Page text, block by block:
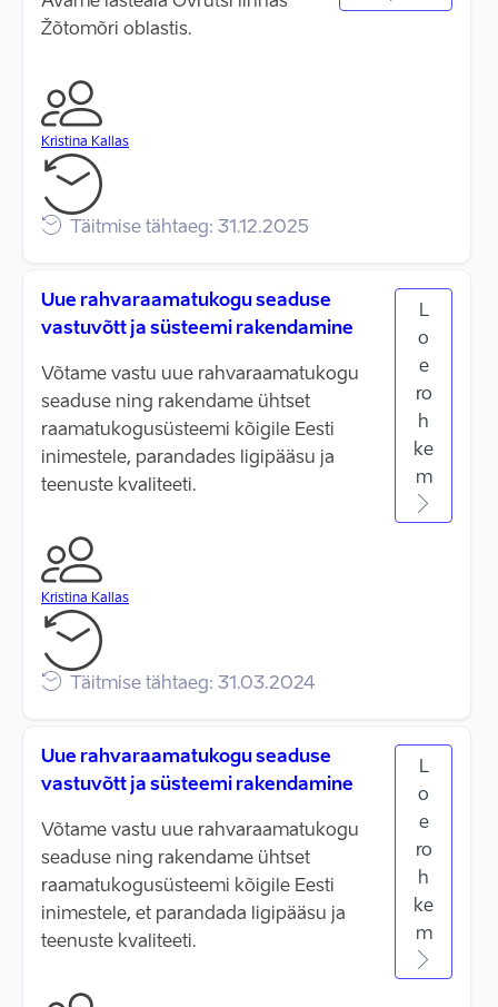
Žõtomõri oblastis.
Kristina Kallas
Täitmise tähtaeg: 31.12.2025
Uue rahvaraamatukogu seaduse
vastuvõtt ja süsteemi rakendamine
Võtame vastu uue rahvaraamatukogu
seaduse ning rakendame ühtset
raamatukogusüsteemi kõigile Eesti
inimestele, parandades ligipääsu ja
teenuste kvaliteeti.
Kristina Kallas
Täitmise tähtaeg: 31.03.2024
L
o
e
ro
h
ke
m
Uue rahvaraamatukogu seaduse
vastuvõtt ja süsteemi rakendamine
Võtame vastu uue rahvaraamatukogu
seaduse ning rakendame ühtset
raamatukogusüsteemi kõigile Eesti
inimestele, et parandada ligipääsu ja
teenuste kvaliteeti.
L
o
e
ro
h
ke
m